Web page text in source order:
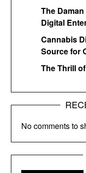
The
Digital
Cannabis
Source for
The Thrill
No comments to